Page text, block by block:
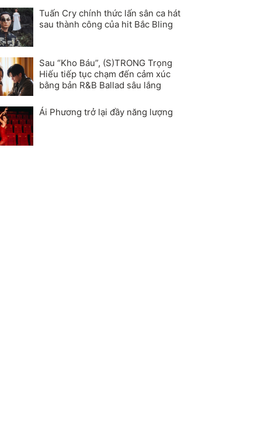
Tuấn Cry chính thức lấn sân ca hát
sau thành công của hit Bắc Bling
Sau “Kho Báu”, (S)TRONG Trọng
Hiếu tiếp tục chạm đến cảm xúc
bằng bản R&B Ballad sâu lắng
Ái Phương trở lại đầy năng lượng